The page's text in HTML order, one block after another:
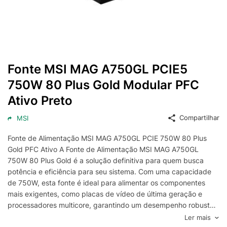
Fonte MSI MAG A750GL PCIE5
750W 80 Plus Gold Modular PFC
Ativo Preto
MSI Compartilhar
Fonte de Alimentação MSI MAG A750GL PCIE 750W 80 Plus
Gold PFC Ativo A Fonte de Alimentação MSI MAG A750GL
750W 80 Plus Gold é a solução definitiva para quem busca
potência e eficiência para seu sistema. Com uma capacidade
de 750W, esta fonte é ideal para alimentar os componentes
mais exigentes, como placas de vídeo de última geração e
processadores multicore, garantindo um desempenho robusto
e estável. A certificação 80 Plus Gold assegura uma eficiência
Ler mais